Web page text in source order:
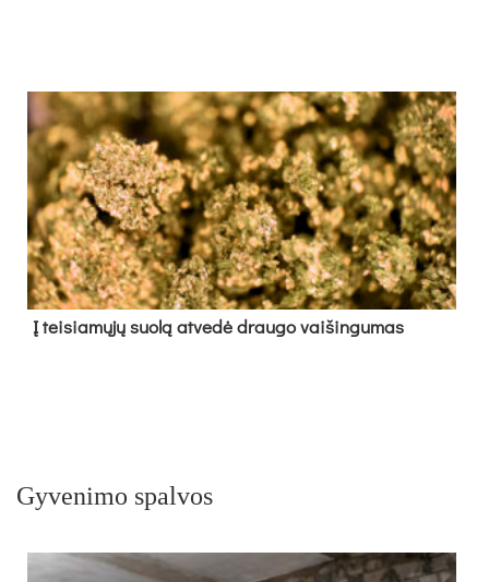
Į tei­sia­mų­jų suo­lą at­ve­dė drau­go vai­šin­gu­mas
Gyvenimo spalvos